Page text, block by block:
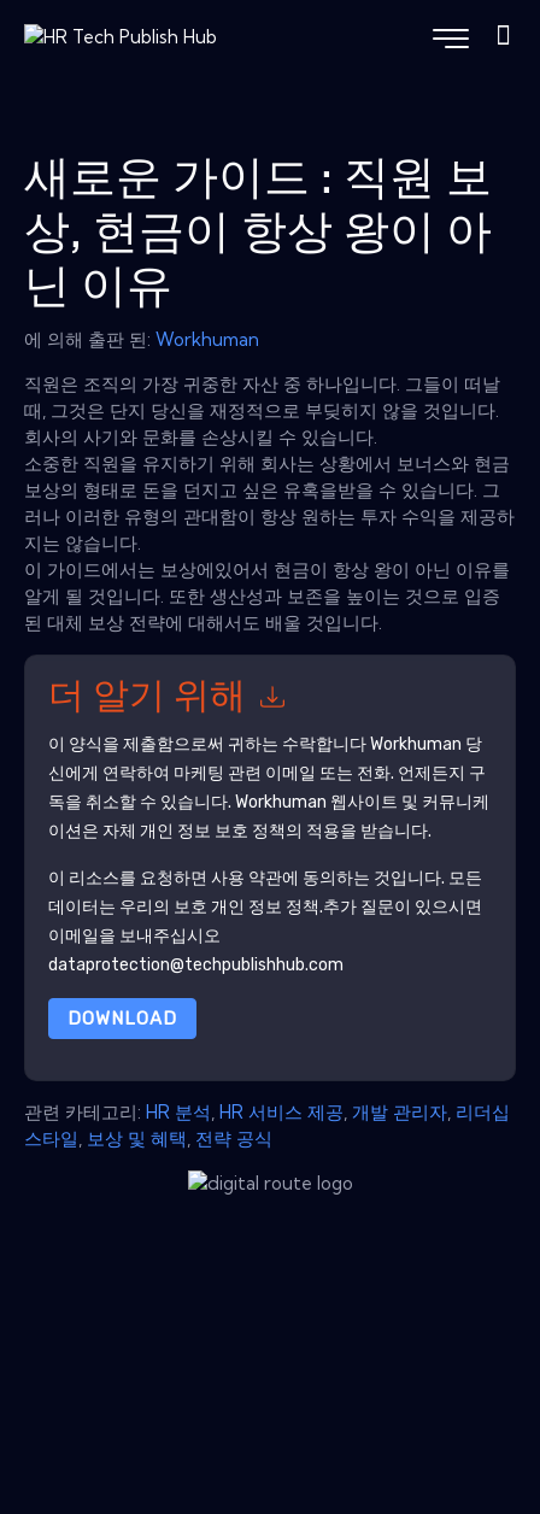
새로운 가이드 : 직원 보
상, 현금이 항상 왕이 아
닌 이유
에 의해 출판 된: Workhuman
직원은 조직의 가장 귀중한 자산 중 하나입니다. 그들이 떠날
때, 그것은 단지 당신을 재정적으로 부딪히지 않을 것입니다.
회사의 사기와 문화를 손상시킬 수 있습니다.
소중한 직원을 유지하기 위해 회사는 상황에서 보너스와 현금
보상의 형태로 돈을 던지고 싶은 유혹을받을 수 있습니다. 그
러나 이러한 유형의 관대함이 항상 원하는 투자 수익을 제공하
지는 않습니다.
이 가이드에서는 보상에있어서 현금이 항상 왕이 아닌 이유를
알게 될 것입니다. 또한 생산성과 보존을 높이는 것으로 입증
된 대체 보상 전략에 대해서도 배울 것입니다.
더 알기 위해
이 양식을 제출함으로써 귀하는 수락합니다Workhuman 당
신에게 연락하여 마케팅 관련 이메일 또는 전화. 언제든지 구
독을 취소할 수 있습니다. Workhuman 웹사이트 및 커뮤니케
이션은 자체 개인 정보 보호 정책의 적용을 받습니다.
이 리소스를 요청하면 사용 약관에 동의하는 것입니다. 모든
데이터는 우리의 보호 개인 정보 정책.추가 질문이 있으시면
이메일을 보내주십시오
dataprotection@techpublishhub.com
DOWNLOAD
관련 카테고리: HR 분석 HR 서비스 제공 개발 관리자 리더십
스타일 보상 및 혜택 전략 공식